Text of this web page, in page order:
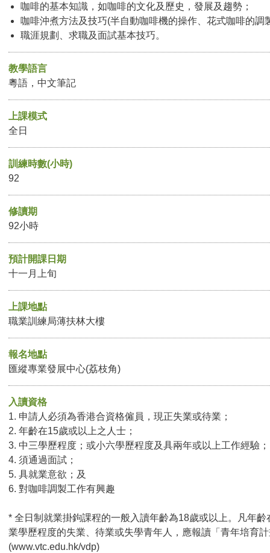
咖啡的基本知識，如咖啡的文化及歷史，發展及趨勢；
咖啡沖煮方法及技巧(半自動咖啡機的操作、花式咖啡的調
職涯規劃、求職及面試基本技巧。
教學語言
粵語，中文筆記
上課模式
全日
訓練時數(小時)
92
修讀期
92小時
預計開課日期
十一月上旬
上課地點
職業訓練局薄扶林大樓
報名地點
匯縱專業發展中心(荔枝角)
入讀資格
1. 申請人必須為香港合資格僱員，現正失業或待業；
2. 年齡在15歲或以上之人士；
3. 中三學歷程度；或小六學歷程度及具兩年或以上工作經驗；
4. 須通過面試；
5. 具就業意欲；及
6. 對咖啡調製工作有興趣
* 全日制就業掛鉤課程的一般入讀年齡為18歲或以上。凡年
業學歷程度的失業、待業或失學青年人，應報讀「青年培育
(www.vtc.edu.hk/vdp)